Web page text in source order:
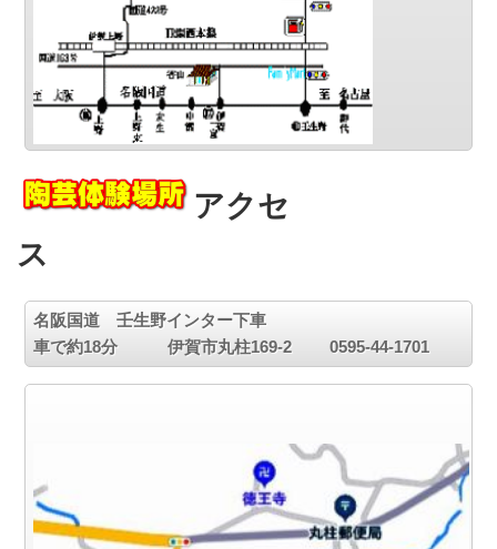
アクセ
ス
名阪国道 壬生野インター下車
車で約18分 伊賀市丸柱169-2 0595-44-1701